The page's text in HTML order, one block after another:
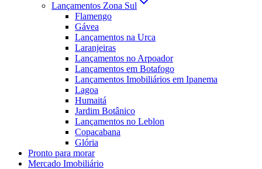
Lançamentos Zona Sul
Flamengo
Gávea
Lançamentos na Urca
Laranjeiras
Lançamentos no Arpoador
Lançamentos em Botafogo
Lançamentos Imobiliários em Ipanema
Lagoa
Humaitá
Jardim Botânico
Lançamentos no Leblon
Copacabana
Glória
Pronto para morar
Mercado Imobiliário